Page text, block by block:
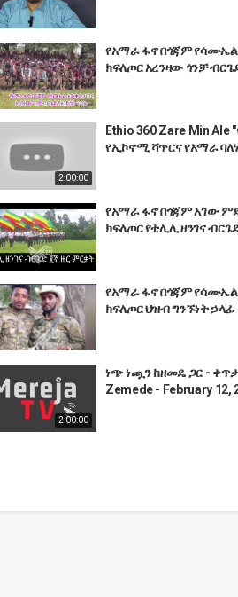
የአማራ ፋኖ በጎጃም
ክፍለጦር አረንዛው ጎንቻ
2:00:00
Ethio 360 Zare Min Ale
የኢኮኖሚ ሻጥርና የአማራ
የአማራ ፋኖ በጎጃም አገው
ክፍለጦር የቲሊሊ ዘንገና
የአማራ ፋኖ በጎጃም
ክፍለጦር ህዝብ ግንኙነት
2:00:00
ነጭ ነጯን ከዘመዴ ጋር -
Zemede - February 12,